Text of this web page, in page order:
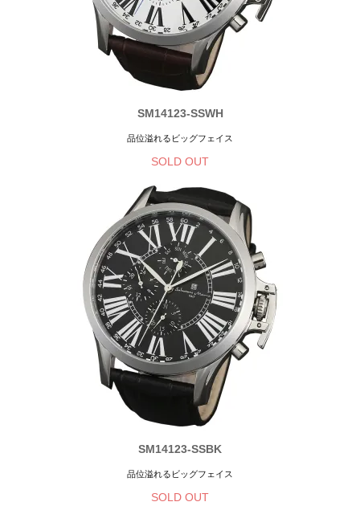
SM14123-SSWH
品位溢れるビッグフェイス
SOLD OUT
SM14123-SSBK
品位溢れるビッグフェイス
SOLD OUT